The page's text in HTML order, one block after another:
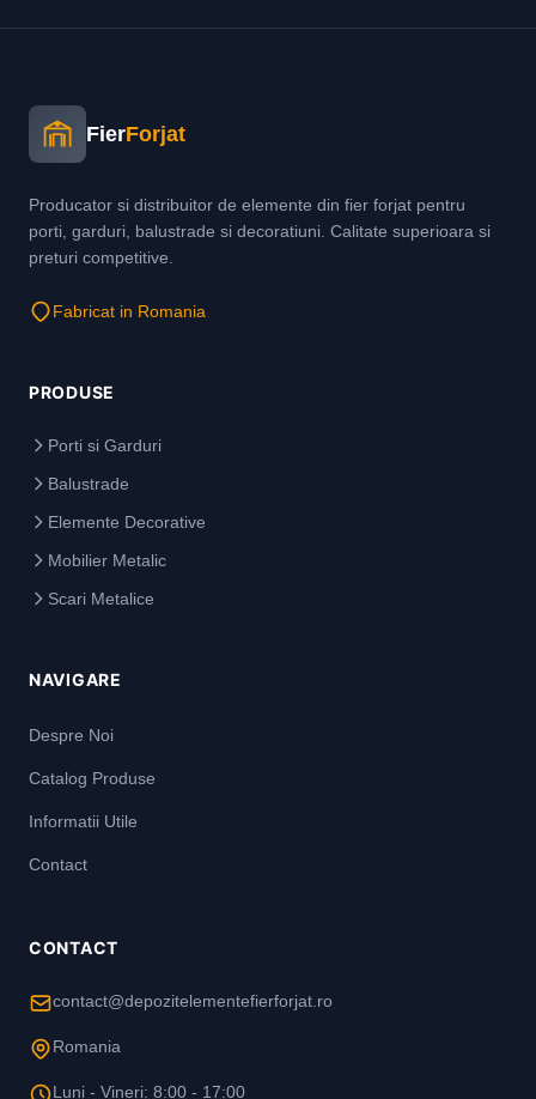
FierForjat
Producator si distribuitor de elemente din fier forjat pentru
porti, garduri, balustrade si decoratiuni. Calitate superioara si
preturi competitive.
Fabricat in Romania
PRODUSE
Porti si Garduri
Balustrade
Elemente Decorative
Mobilier Metalic
Scari Metalice
NAVIGARE
Despre Noi
Catalog Produse
Informatii Utile
Contact
CONTACT
contact@depozitelementefierforjat.ro
Romania
Luni - Vineri: 8:00 - 17:00